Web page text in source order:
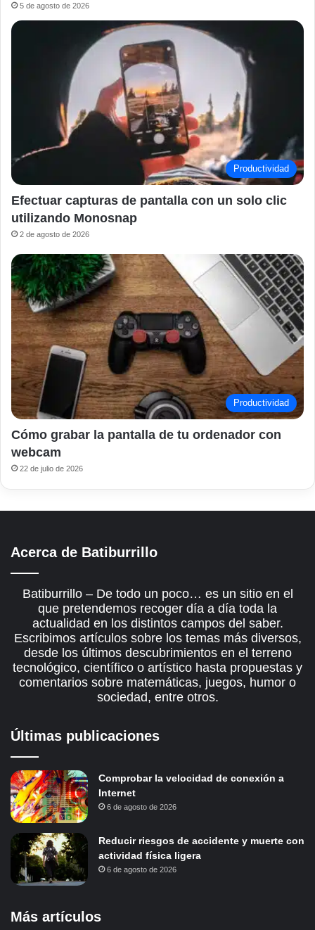
5 de agosto de 2026
Productividad
Efectuar capturas de pantalla con un solo clic
utilizando Monosnap
2 de agosto de 2026
Productividad
Cómo grabar la pantalla de tu ordenador con
webcam
22 de julio de 2026
Acerca de Batiburrillo
Batiburrillo – De todo un poco… es un sitio en el
que pretendemos recoger día a día toda la
actualidad en los distintos campos del saber.
Escribimos artículos sobre los temas más diversos,
desde los últimos descubrimientos en el terreno
tecnológico, científico o artístico hasta propuestas y
comentarios sobre matemáticas, juegos, humor o
sociedad, entre otros.
Últimas publicaciones
Comprobar la velocidad de conexión a
Internet
6 de agosto de 2026
Reducir riesgos de accidente y muerte con
actividad física ligera
6 de agosto de 2026
Más artículos